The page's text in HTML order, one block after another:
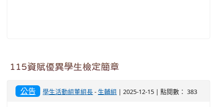
115資賦優異學生檢定簡章
公告 學生活動組董組長-生輔組 | 2025-12-15 | 點閱數： 383